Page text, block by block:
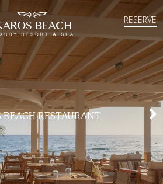
RESERVE
RESTAURANT